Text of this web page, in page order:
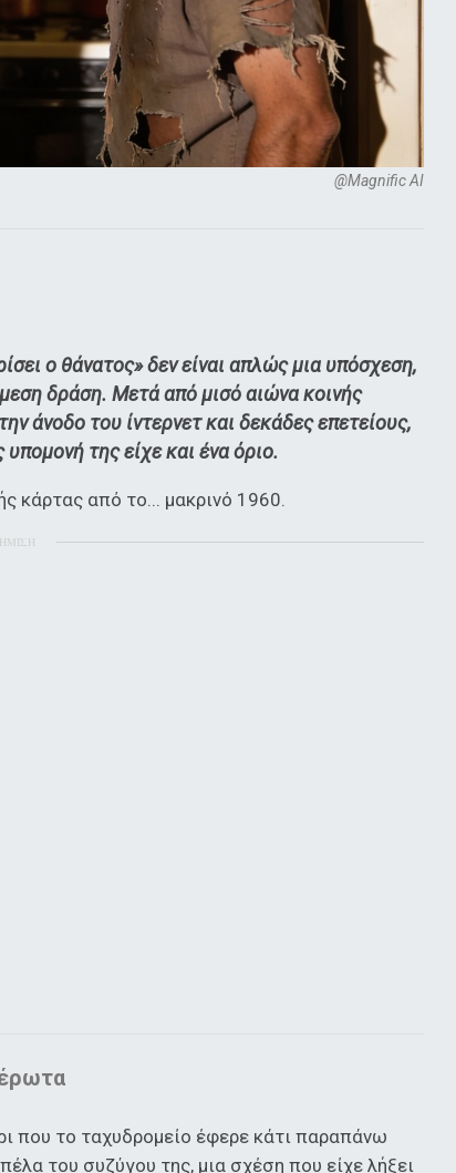
@Magnific AI
ο θάνατος» δεν είναι απλώς μια υπόσχεση,
δράση. Μετά από μισό αιώνα κοινής
άνοδο του ίντερνετ και δεκάδες επετείους,
της είχε και ένα όριο.
κάρτας από το... μακρινό 1960.
που το ταχυδρομείο έφερε κάτι παραπάνω
του συζύγου της, μια σχέση που είχε λήξει